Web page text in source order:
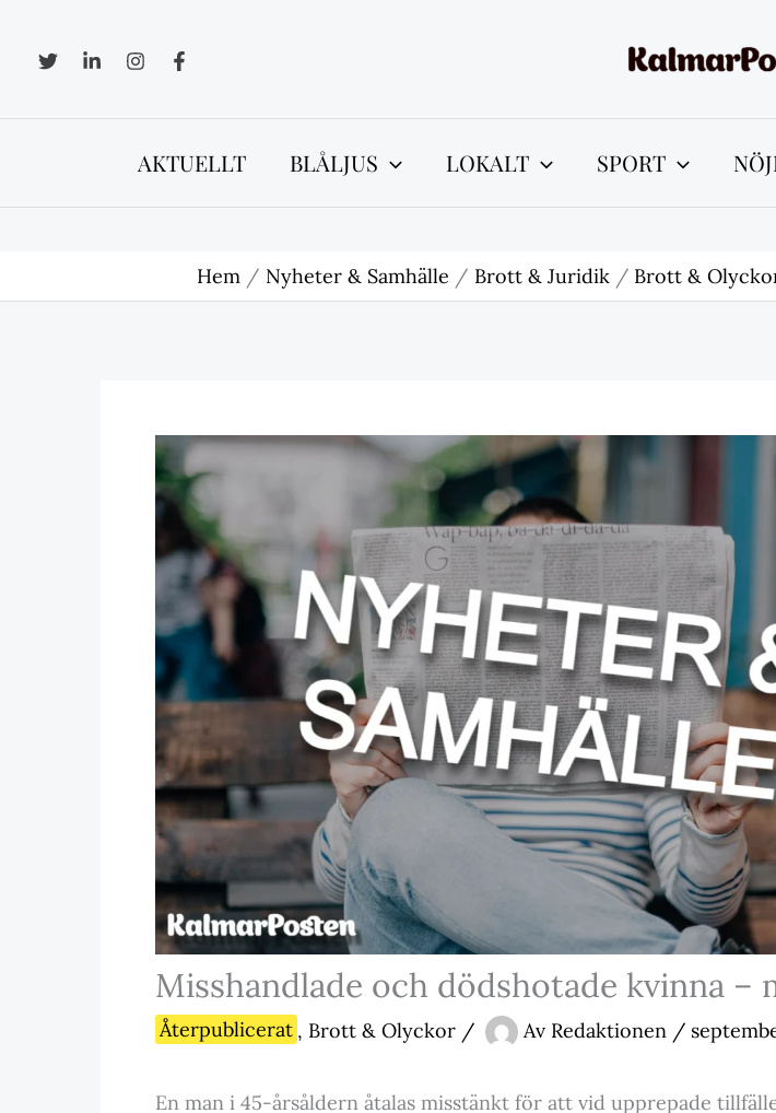
innehåll
AKTUELLT BLÅLJUS LOKALT SPORT
Hem Nyheter & Samhälle Brott & Juridik Brott &
Misshandlade och dödshotade kvinna –
Återpublicerat , Brott & Olyckor / Av Redaktionen /
En man i 45-årsåldern åtalas misstänkt för att vid upprepade